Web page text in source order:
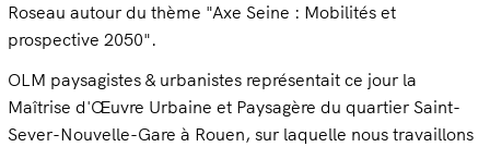
Roseau autour du thème "Axe Seine : Mobilités et
prospective 2050".
OLM paysagistes & urbanistes représentait ce jour la
Maîtrise d'Œuvre Urbaine et Paysagère du quartier Saint-
Sever-Nouvelle-Gare à Rouen, sur laquelle nous travaillons